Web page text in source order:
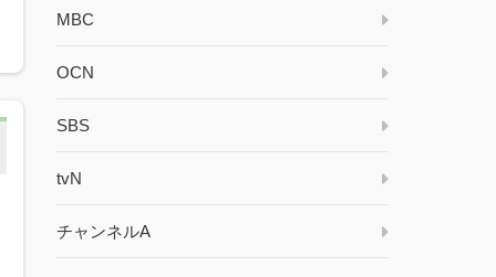
MBC
OCN
SBS
tvN
チャンネルA